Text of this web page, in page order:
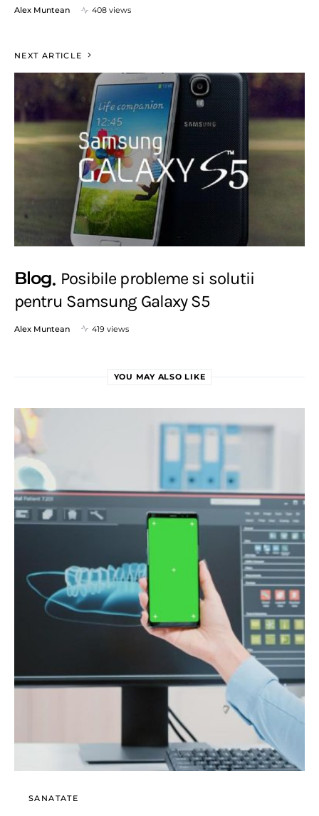
Alex Muntean 408 views
NEXT ARTICLE
Blog Posibile probleme si solutii
pentru Samsung Galaxy S5
Alex Muntean 419 views
YOU MAY ALSO LIKE
SANATATE